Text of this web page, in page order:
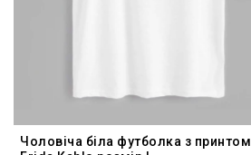
Чоловіча біла футболка з принтом